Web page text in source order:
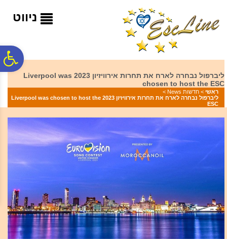
המרכזי
ניווט
ליברפול נבחרה לארח את תחרות אירוויזיון 2023 Liverpool was
chosen to host the ESC
ראשי > חדשות News
>
ליברפול נבחרה לארח את תחרות אירוויזיון 2023 Liverpool was chosen to host the
ESC